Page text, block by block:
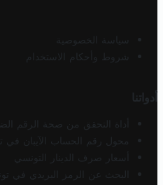
سياسة الخصوصية
شروط وأحكام الاستخدام
أدواتنا
أداة التحقق من صحة الرقم
محول رقم الحساب الآيبان في
أسعار صرف الدينار التونسي
البحث عن الرمز البريدي في